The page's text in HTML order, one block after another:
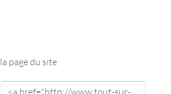
la page du site